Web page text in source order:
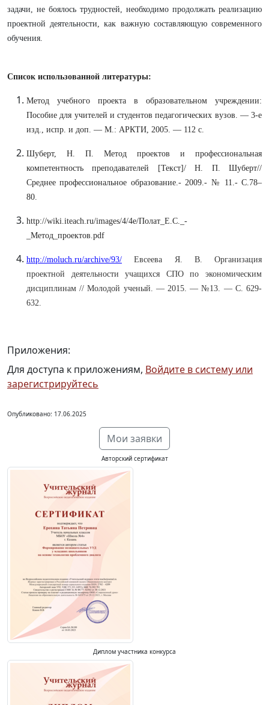
задачи, не боялось трудностей, необходимо продолжать реализацию
проектной деятельности, как важную составляющую современного
обучения.
Список использованной литературы:
Метод учебного проекта в образовательном учреждении:
Пособие для учителей и студентов педагогических вузов. — 3-е
изд., испр. и доп. — М.: АРКТИ, 2005. — 112 с.
Шуберт, Н. П. Метод проектов и профессиональная
компетентность преподавателей [Текст]/ Н. П. Шуберт//
Среднее профессиональное образование.- 2009.- № 11.- С.78–
80.
http://wiki.iteach.ru/images/4/4e/Полат_Е.С._-
_Метод_проектов.pdf
http://moluch.ru/archive/93/
Евсеева Я. В. Организация
проектной деятельности учащихся СПО по экономическим
дисциплинам // Молодой ученый. — 2015. — №13. — С. 629-
632.
Приложения:
Для доступа к приложениям, Войдите в систему или
зарегистрируйтесь
Опубликовано: 17.06.2025
Мои заявки
Авторский сертификат
Диплом участника конкурса